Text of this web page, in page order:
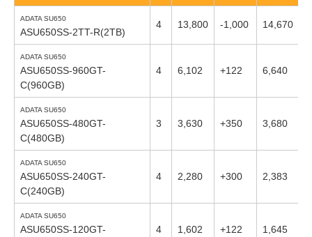
ADATA SU650
ASU650SS-2TT-R(2TB)
4 13,800 -1,000 14,670
ADATA SU650
ASU650SS-960GT-
C(960GB)
4 6,102 +122 6,640
ADATA SU650
ASU650SS-480GT-
C(480GB)
3 3,630 +350 3,680
ADATA SU650
ASU650SS-240GT-
C(240GB)
4 2,280 +300 2,383
ADATA SU650
ASU650SS-120GT-
4 1,602 +122 1,645